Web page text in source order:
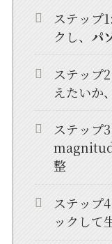
ステップ
クし、 パ
ステップ
えたいか
ステップ
整
ステップ
ックして